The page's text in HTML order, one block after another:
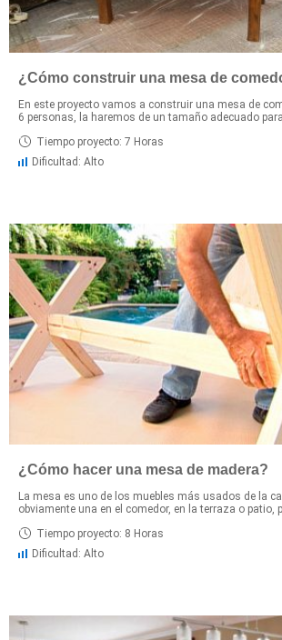
¿Cómo construir una mesa de
En este proyecto vamos a construir una mesa de
6 personas, la haremos de un tamaño adecuado
Tiempo proyecto: 7 Horas
Dificultad: Alto
¿Cómo hacer una mesa de madera?
La mesa es uno de los muebles más usados de la
obviamente una en el comedor, en la terraza o patio,
Tiempo proyecto: 8 Horas
Dificultad: Alto